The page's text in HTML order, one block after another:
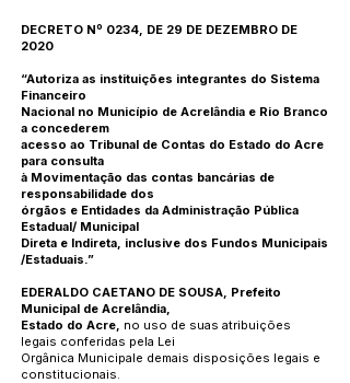
DECRETO Nº 0234, DE 29 DE DEZEMBRO DE
2020
“Autoriza as instituições integrantes do Sistema
Financeiro
Nacional no Município de Acrelândia e Rio Branco
a concederem
acesso ao Tribunal de Contas do Estado do Acre
para consulta
à Movimentação das contas bancárias de
responsabilidade dos
órgãos e Entidades da Administração Pública
Estadual/ Municipal
Direta e Indireta, inclusive dos Fundos Municipais
/Estaduais.”
EDERALDO CAETANO DE SOUSA, Prefeito
Municipal de Acrelândia,
Estado do Acre, no uso de suas atribuições
legais conferidas pela Lei
Orgânica Municipale demais disposições legais e
constitucionais.